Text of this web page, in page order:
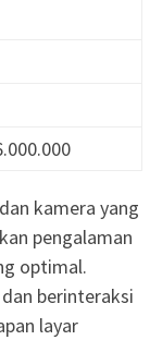
kamera yang
pengalaman
optimal.
berinteraksi
layar